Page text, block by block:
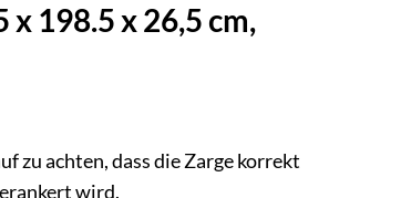
198.5 x 26,5 cm,
zu achten, dass die Zarge korrekt
wird.